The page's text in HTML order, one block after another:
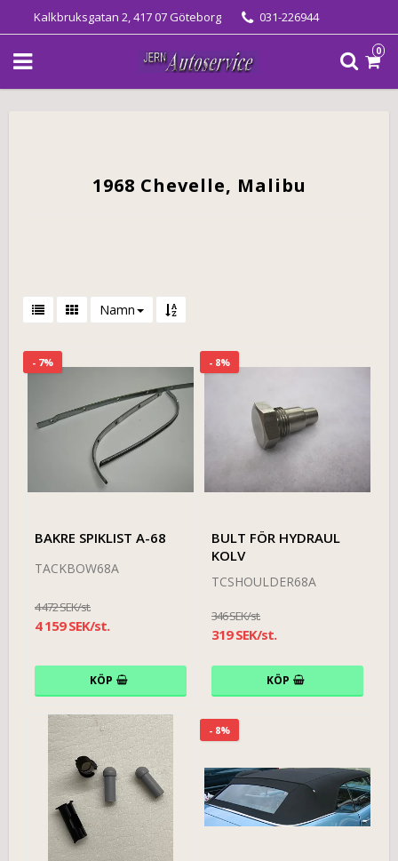
Kalkbruksgatan 2, 417 07 Göteborg 031-226944
0
1968 Chevelle, Malibu
Namn
- 7%
BAKRE SPIKLIST A-68
TACKBOW68A
4 472 SEK/st.
4 159 SEK/st.
KÖP
- 8%
BULT FÖR HYDRAUL
KOLV
TCSHOULDER68A
346 SEK/st.
319 SEK/st.
KÖP
- 8%